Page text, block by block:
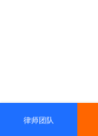
律师团队